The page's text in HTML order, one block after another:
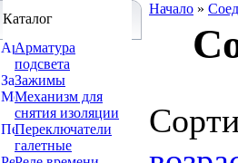
Каталог
Арматура
подсвета
Зажимы
Механизм для
снятия изоляции
Переключатели
галетные
Начало »